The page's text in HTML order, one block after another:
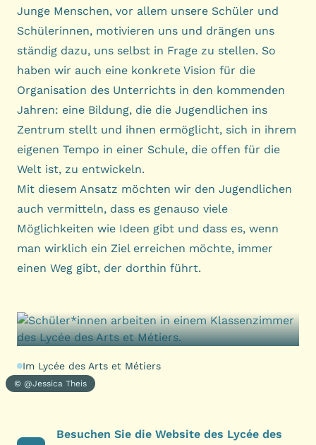
Junge Menschen, vor allem unsere Schüler und
Schülerinnen, motivieren uns und drängen uns
ständig dazu, uns selbst in Frage zu stellen. So
haben wir auch eine konkrete Vision für die
Organisation des Unterrichts in den kommenden
Jahren: eine Bildung, die die Jugendlichen ins
Zentrum stellt und ihnen ermöglicht, sich in ihrem
eigenen Tempo in einer Schule, die offen für die
Welt ist, zu entwickeln.
Mit diesem Ansatz möchten wir den Jugendlichen
auch vermitteln, dass es genauso viele
Möglichkeiten wie Ideen gibt und dass es, wenn
man wirklich ein Ziel erreichen möchte, immer
einen Weg gibt, der dorthin führt.
Im Lycée des Arts et Métiers
© @Jessica Theis
Besuchen Sie die Website des Lycée des